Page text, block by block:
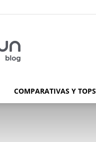
COMPARATIVAS Y TOPS